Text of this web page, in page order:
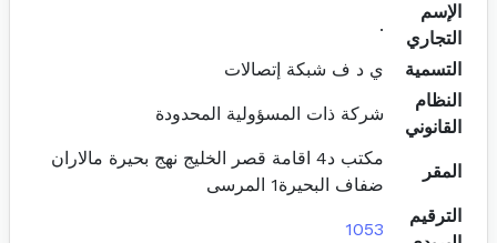
الإسم
التجاري
.
التسمية
ي د ف شبكة إتصالات
النظام
القانوني
شركة ذات المسؤولية المحدودة
المقر
مكتب د4 اقامة قصر الخليج نهج بحيرة مالاران
ضفاف البحيرة1 المرسى
الترقيم
1053